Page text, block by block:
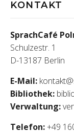
KONTAKT
SprachCafé
Schulzestr. 1
D-13187 Berlin
E-Mail:
Bibliothek:
Verwaltung:
Telefon:+49